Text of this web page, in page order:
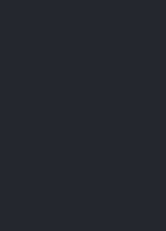
van mạnh mẽ
vượt trội, tiết kiệm nhiên liệu và thân